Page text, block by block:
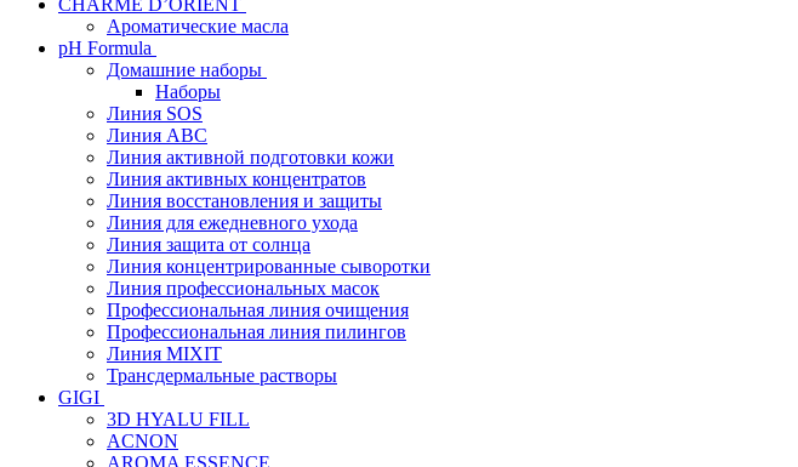
CHARME D’ORIENT
Ароматические масла
pH Formula
Домашние наборы
Наборы
Линия SOS
Линия АВС
Линия активной подготовки кожи
Линия активных концентратов
Линия восстановления и защиты
Линия для ежедневного ухода
Линия защита от солнца
Линия концентрированные сыворотки
Линия профессиональных масок
Профессиональная линия очищения
Профессиональная линия пилингов
Линия MIXIT
Трансдермальные растворы
GIGI
3D HYALU FILL
ACNON
AROMA ESSENCE